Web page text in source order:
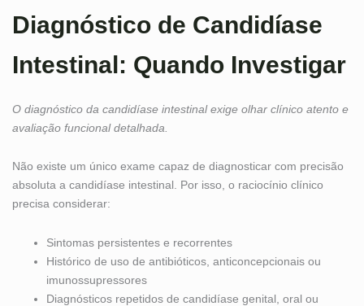
Diagnóstico de Candidíase
Intestinal: Quando Investigar
O diagnóstico da candidíase intestinal exige olhar clínico atento e
avaliação funcional detalhada.
Não existe um único exame capaz de diagnosticar com precisão
absoluta a candidíase intestinal. Por isso, o raciocínio clínico
precisa considerar:
Sintomas persistentes e recorrentes
Histórico de uso de antibióticos, anticoncepcionais ou
imunossupressores
Diagnósticos repetidos de candidíase genital, oral ou